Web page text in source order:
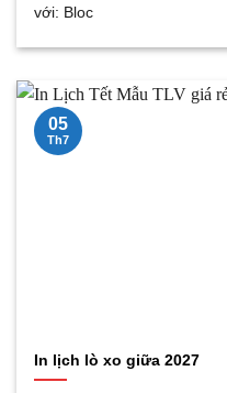
với: Bloc
In lịch lò xo giữa 2027
05
Th7